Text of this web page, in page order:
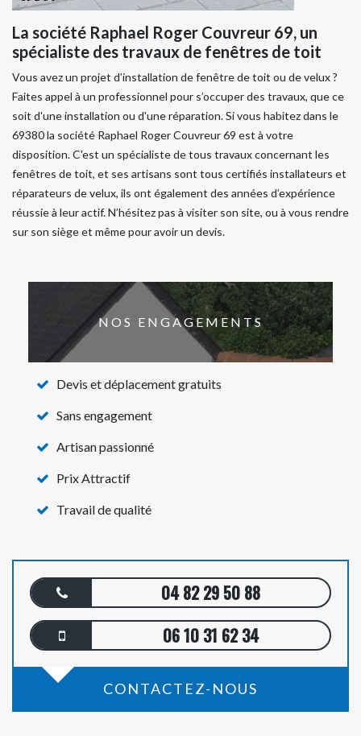
La société Raphael Roger Couvreur 69, un
spécialiste des travaux de fenêtres de toit
Vous avez un projet d’installation de fenêtre de toit ou de velux ?
Faites appel à un professionnel pour s’occuper des travaux, que ce
soit d'une installation ou d'une réparation. Si vous habitez dans le
69380 la société Raphael Roger Couvreur 69 est à votre
disposition. C'est un spécialiste de tous travaux concernant les
fenêtres de toit, et ses artisans sont tous certifiés installateurs et
réparateurs de velux, ils ont également des années d’expérience
réussie à leur actif. N’hésitez pas à visiter son site, ou à vous rendre
sur son siège et même pour avoir un devis.
NOS ENGAGEMENTS
Devis et déplacement gratuits
Sans engagement
Artisan passionné
Prix Attractif
Travail de qualité
04 82 29 50 88
06 10 31 62 34
CONTACTEZ-NOUS